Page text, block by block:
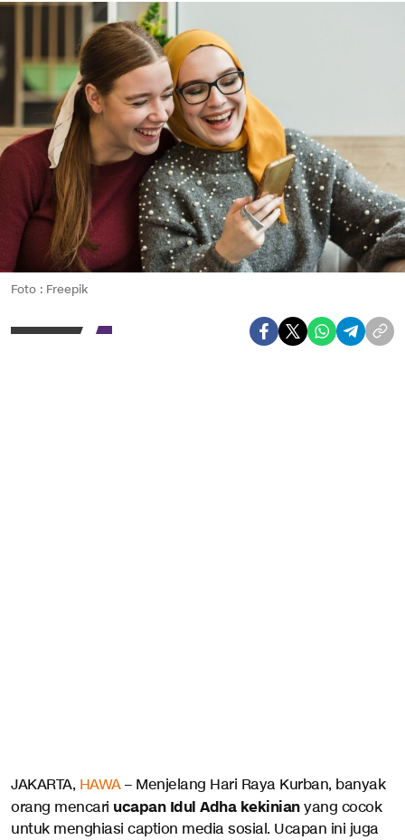
Foto : Freepik
JAKARTA, HAWA– Menjelang Hari Raya Kurban, banyak
orang mencari ucapan Idul Adha kekinianyang cocok
untuk menghiasi caption media sosial. Ucapan ini juga